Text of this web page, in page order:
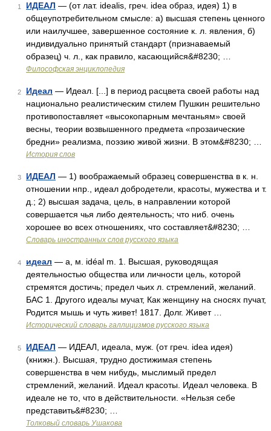
1 ИДЕАЛ — (от лат. idealis, греч. idea образ, идея) 1) в
общеупотребительном смысле: а) высшая степень ценного
или наилучшее, завершенное состояние к. л. явления, б)
индивидуально принятый стандарт (признаваемый
образец) ч. л., как правило, касающийся&#8230; …
Философская энциклопедия
2 Идеал — Идеал. [...] в период расцвета своей работы над
национально реалистическим стилем Пушкин решительно
противопоставляет «высокопарным мечтаньям» своей
весны, теории возвышенного предмета «прозаические
бредни» реализма, поэзию живой жизни. В этом&#8230; …
История слов
3 ИДЕАЛ — 1) воображаемый образец совершенства в к. н.
отношении нпр., идеал добродетели, красоты, мужества и т.
д.; 2) высшая задача, цель, в направлении которой
совершается чья либо деятельность; что ниб. очень
хорошее во всех отношениях, что составляет&#8230; …
Словарь иностранных слов русского языка
4 идеал — а, м. idéal m. 1. Высшая, руководящая
деятельностью общества или личности цель, которой
стремятся достичь; предел чьих л. стремлений, желаний.
БАС 1. Другого идеалы мучат, Как женщину на сносях пучат,
Родится мышь и чуть живет! 1817. Долг. Живет …
Исторический словарь галлицизмов русского языка
5 ИДЕАЛ — ИДЕАЛ, идеала, муж. (от греч. idea идея)
(книжн.). Высшая, трудно достижимая степень
совершенства в чем нибудь, мыслимый предел
стремлений, желаний. Идеал красоты. Идеал человека. В
идеале не то, что в действительности. «Нельзя себе
представить&#8230; …
Толковый словарь Ушакова